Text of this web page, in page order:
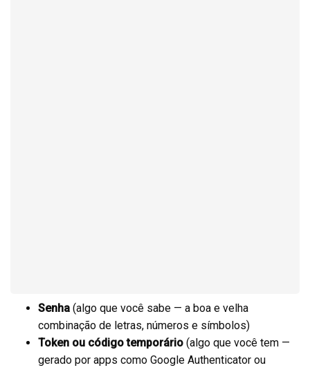
Senha (algo que você sabe — a boa e velha
combinação de letras, números e símbolos)
Token ou código temporário (algo que você tem —
gerado por apps como Google Authenticator ou